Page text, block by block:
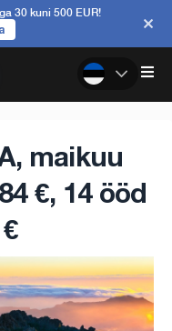
30 kuni 500 EUR!
maikuu
€, 14 ööd